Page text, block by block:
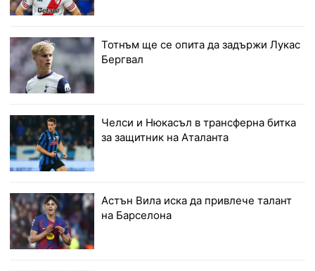
Тотнъм ще се опита да задържи Лукас
Бергвал
Челси и Нюкасъл в трансферна битка
за защитник на Аталанта
Астън Вила иска да привлече талант
на Барселона